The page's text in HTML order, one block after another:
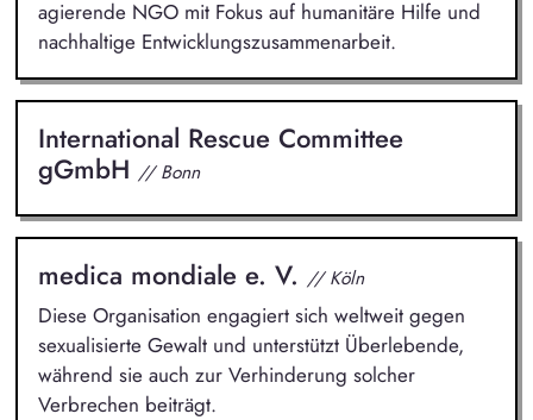
agierende NGO mit Fokus auf humanitäre Hilfe und
nachhaltige Entwicklungszusammenarbeit.
International Rescue Committee
gGmbH // Bonn
medica mondiale e. V. // Köln
Diese Organisation engagiert sich weltweit gegen
sexualisierte Gewalt und unterstützt Überlebende,
während sie auch zur Verhinderung solcher
Verbrechen beiträgt.